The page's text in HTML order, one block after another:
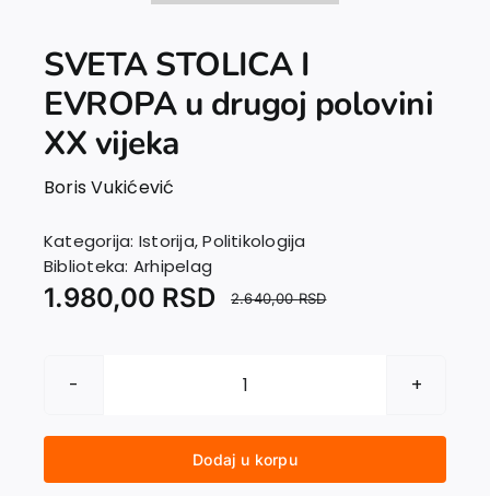
Vesti
EU PROJEKTI
Kontakt
SVETA STOLICA I
EVROPA u drugoj polovini
XX vijeka
Boris Vukićević
Kategorija: Istorija,Politikologija
Biblioteka: Arhipelag
2.640,00RSD
1.980,00 RSD
SVETA
EVROPA
Dodaj u korpu